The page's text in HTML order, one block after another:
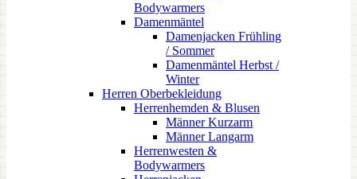
Bodywarmers
Damenmäntel
Damenjacken Frühling
/ Sommer
Damenmäntel Herbst /
Winter
Herren Oberbekleidung
Herrenhemden & Blusen
Männer Kurzarm
Männer Langarm
Herrenwesten &
Bodywarmers